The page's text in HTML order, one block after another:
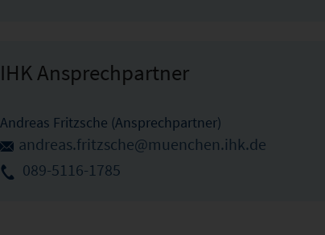
IHK Ansprechpartner
Andreas Fritzsche (Ansprechpartner)
andreas.fritzsche@muenchen.ihk.de
089-5116-1785